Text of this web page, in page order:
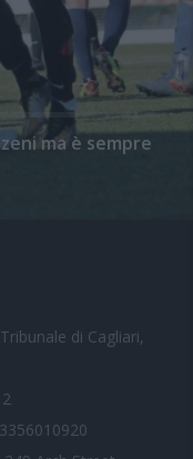
ma è sempre
di Cagliari,